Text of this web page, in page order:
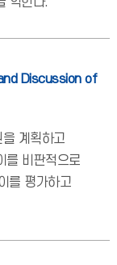
Discussion of
계획하고
를 비판적으로
를 평가하고